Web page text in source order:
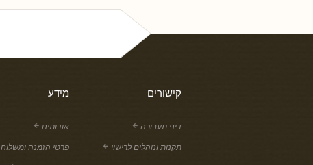
מידע
אודותינו
פרטי הזמנה ומשלוח
קישורים
דיני תעבורה
תקנות ונוהלים לרישוי